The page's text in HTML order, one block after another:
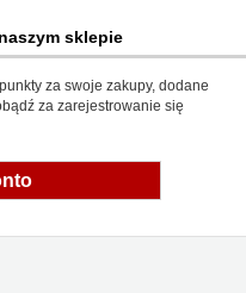
sklepie
za swoje zakupy, dodane
za zarejestrowanie się